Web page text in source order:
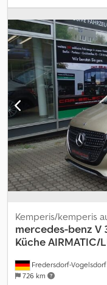
emisijos klasė:nėra,
dyzelinas, Įranga:ABS,
kompiuteris, centrinis
programa (ESP),
navigacijos sistema,
priekabos jungtis,
Fredersdorf-Vogelsdorf
726 km
Kemperis/kemperis
mercedes-benz V
Küche AIRMATIC/